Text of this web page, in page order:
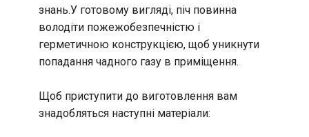
знань.У готовому вигляді, піч повинна
володіти пожежобезпечністю і
герметичною конструкцією, щоб уникнути
попадання чадного газу в приміщення.
Щоб приступити до виготовлення вам
знадобляться наступні матеріали: